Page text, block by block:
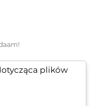
plików